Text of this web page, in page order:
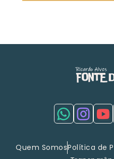
Quem SomosPolítica de